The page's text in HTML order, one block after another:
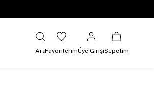
AraFavorilerimÜye GirişiSepetim